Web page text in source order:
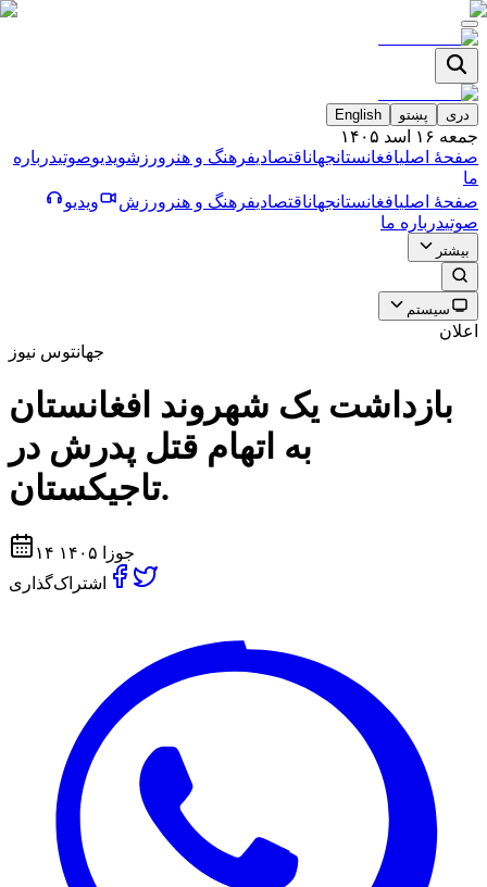
دری پښتو English
جمعه ۱۶ اسد ۱۴۰۵
صفحۀ اصلیافغانستانجهاناقتصادیفرهنگ و هنر ورزشویدیوصوتیدرباره
ما
صفحۀ اصلیافغانستانجهاناقتصادیفرهنگ و هنر ورزش
ویدیو
صوتیدرباره ما
بیشتر
سیستم
اعلان
جهانتوس نیوز
بازداشت يک شهروند افغانستان
به اتهام قتل پدرش در
تاجيكستان.
۱۴ جوزا ۱۴۰۵
اشتراک‌گذاری